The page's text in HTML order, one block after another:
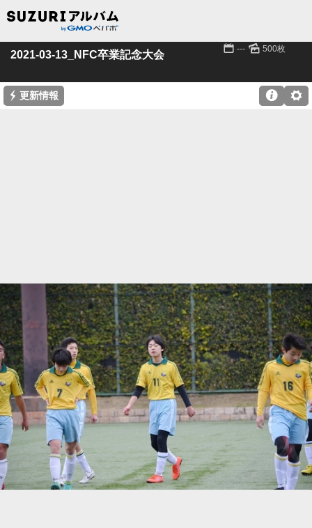
2021-03-13_NFC卒業記念大会 📅 --- 🌄 500枚
⚡ 更新情報 ⚙
